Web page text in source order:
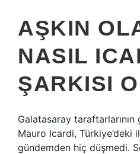
AŞKIN
NASIL
ŞARKISI
Galatasaray
Mauro Icardi, Türkiye’deki
gündemden hiç düşmedi.